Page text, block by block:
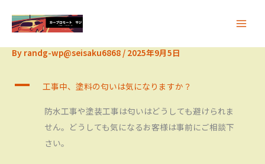
By randg-wp@seisaku6868 / 2025年9月5日
A 工事中、塗料の匂いは気になりますか？
防水工事や塗装工事は匂いはどうしても避けられま
せん。どうしても気になるお客様は事前にご相談下
さい。